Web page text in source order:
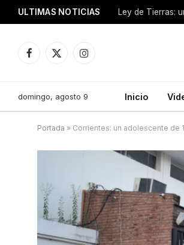
ULTIMAS NOTICIAS Ley de Tierras:
Facebook
X
Instagram
domingo, agosto 9 Inicio
Portada » Corrientes: un adolescente de